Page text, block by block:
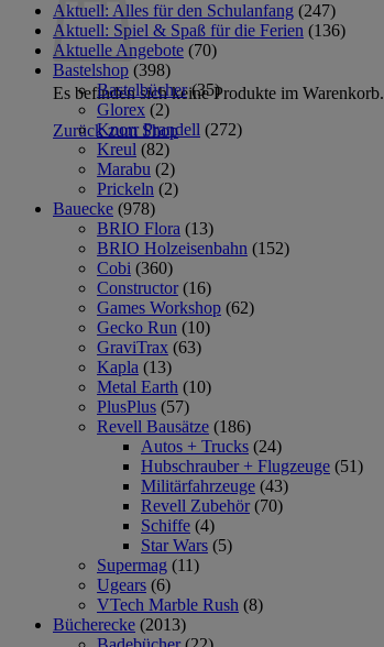
Es befinden sich keine Produkte im Warenkorb.
Zurück zum Shop
Aktuell: Alles für den Schulanfang (247)
Aktuell: Spiel & Spaß für die Ferien (136)
Aktuelle Angebote (70)
Bastelshop (398)
Bastelbücher (35)
Glorex (2)
Knorr Prandell (272)
Kreul (82)
Marabu (2)
Prickeln (2)
Bauecke (978)
BRIO Flora (13)
BRIO Holzeisenbahn (152)
Cobi (360)
Constructor (16)
Games Workshop (62)
Gecko Run (10)
GraviTrax (63)
Kapla (13)
Metal Earth (10)
PlusPlus (57)
Revell Bausätze (186)
Autos + Trucks (24)
Hubschrauber + Flugzeuge (51)
Militärfahrzeuge (43)
Revell Zubehör (70)
Schiffe (4)
Star Wars (5)
Supermag (11)
Ugears (6)
VTech Marble Rush (8)
Bücherecke (2013)